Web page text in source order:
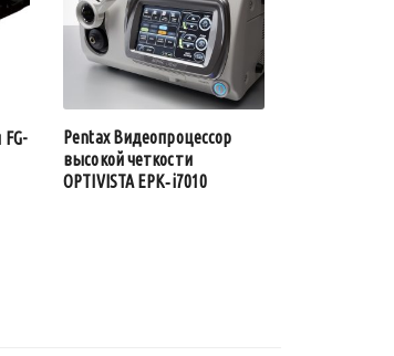
Pentax Видеопроцессор
высокой четкости
OPTIVISTA EPK‑i7010